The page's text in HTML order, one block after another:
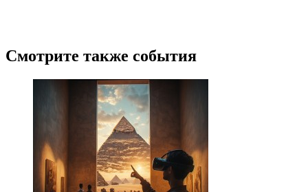
Смотрите также события